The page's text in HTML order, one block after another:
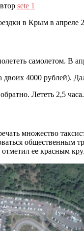
sete 1
в Крым в апреле
самолетом. В
4000 рублей).
Лететь 2,5 часа.
множество
общественным
ее красным